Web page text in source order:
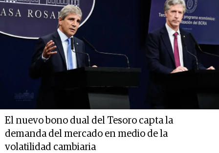
El nuevo bono dual del Tesoro capta la
demanda del mercado en medio de la
volatilidad cambiaria